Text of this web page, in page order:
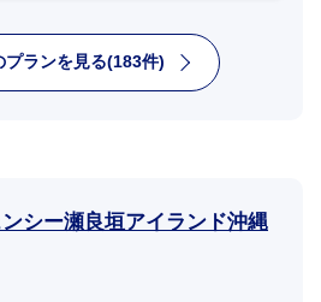
プランを見る(183件)
シー瀬良垣アイランド沖縄